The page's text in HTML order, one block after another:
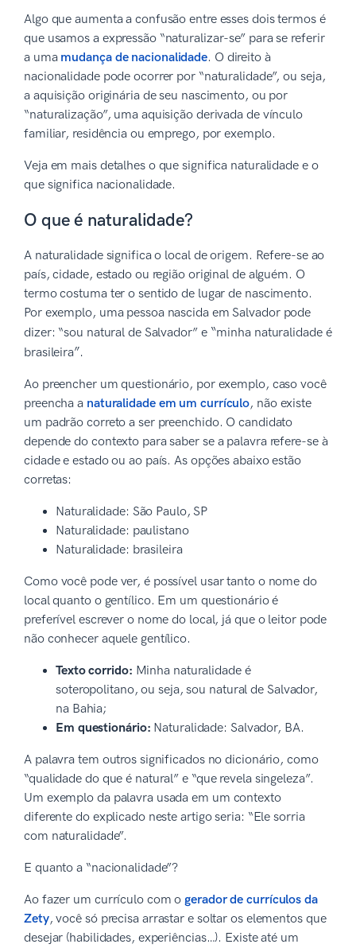
Algo que aumenta a confusão entre esses dois termos é
que usamos a expressão “naturalizar-se” para se referir
a uma mudança de nacionalidade. O direito à
nacionalidade pode ocorrer por “naturalidade”, ou seja,
a aquisição originária de seu nascimento, ou por
“naturalização”, uma aquisição derivada de vínculo
familiar, residência ou emprego, por exemplo.
Veja em mais detalhes o que significa naturalidade e o
que significa nacionalidade.
O que é naturalidade?
A naturalidade significa o local de origem. Refere-se ao
país, cidade, estado ou região original de alguém. O
termo costuma ter o sentido de lugar de nascimento.
Por exemplo, uma pessoa nascida em Salvador pode
dizer: “sou natural de Salvador” e “minha naturalidade é
brasileira”.
Ao preencher um questionário, por exemplo, caso você
preencha a naturalidade em um currículo, não existe
um padrão correto a ser preenchido. O candidato
depende do contexto para saber se a palavra refere-se à
cidade e estado ou ao país. As opções abaixo estão
corretas:
Naturalidade: São Paulo, SP
Naturalidade: paulistano
Naturalidade: brasileira
Como você pode ver, é possível usar tanto o nome do
local quanto o gentílico. Em um questionário é
preferível escrever o nome do local, já que o leitor pode
não conhecer aquele gentílico.
Texto corrido: Minha naturalidade é
soteropolitano, ou seja, sou natural de Salvador,
na Bahia;
Em questionário: Naturalidade: Salvador, BA.
A palavra tem outros significados no dicionário, como
“qualidade do que é natural” e “que revela singeleza”.
Um exemplo da palavra usada em um contexto
diferente do explicado neste artigo seria: “Ele sorria
com naturalidade”.
E quanto a “nacionalidade”?
Ao fazer um currículo com ogerador de currículos da
Zety, você só precisa arrastar e soltar os elementos que
desejar (habilidades, experiências…). Existe até um